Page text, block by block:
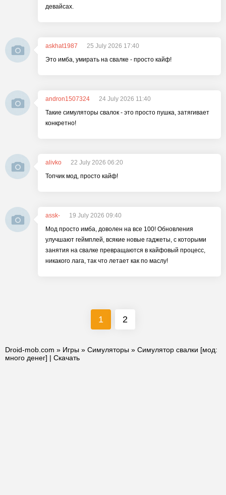
девайсах.
askhat1987
25 July 2026 17:40
Это имба, умирать на свалке - просто кайф!
andron1507324
24 July 2026 11:40
Такие симуляторы свалок - это просто пушка, затягивает
конкретно!
alivko
22 July 2026 06:20
Топчик мод, просто кайф!
assk-
19 July 2026 09:40
Мод просто имба, доволен на все 100! Обновления
улучшают геймплей, всякие новые гаджеты, с которыми
занятия на свалке превращаются в кайфовый процесс,
никакого лага, так что летает как по маслу!
1 2
Droid-mob.com » Игры » Симуляторы » Симулятор свалки [мод:
много денег] | Скачать